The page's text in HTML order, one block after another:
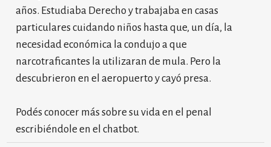
años. Estudiaba Derecho y trabajaba en casas
particulares cuidando niños hasta que, un día, la
necesidad económica la condujo a que
narcotraficantes la utilizaran de mula. Pero la
descubrieron en el aeropuerto y cayó presa.
Podés conocer más sobre su vida en el penal
escribiéndole en el chatbot.